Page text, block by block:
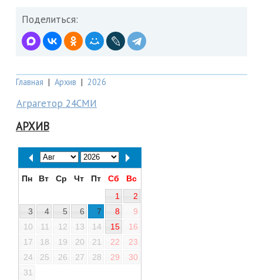
Поделиться:
Главная | Архив | 2026
Аграгетор 24СМИ
АРХИВ
Пн Вт Ср Чт Пт Сб
Вс
1
2
3
4 5 6 7 8
9
10
11 12 13 14 15
16
17
18 19 20 21 22
23
24
25 26 27 28 29
30
31